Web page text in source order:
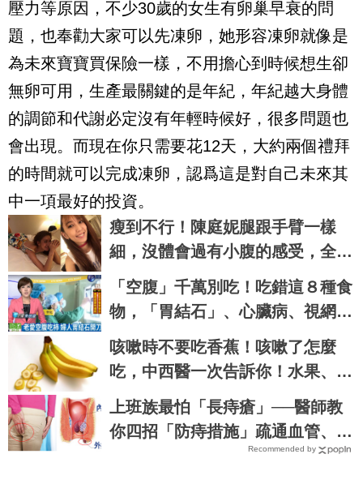
壓力等原因，不少30歲的女生有卵巢早衰的問
題，也奉勸大家可以先凍卵，她形容凍卵就像是
為未來寶寶買保險一樣，不用擔心到時候想生卻
無卵可用，生產最關鍵的是年紀，年紀越大身體
的調節和代謝必定沒有年輕時候好，很多問題也
會出現。而現在你只需要花12天，大約兩個禮拜
的時間就可以完成凍卵，認爲這是對自己未來其
中一項最好的投資。
瘦到不行！陳庭妮腿跟手臂一樣
細，沒體會過有小腹的感受，全靠
每天花6分鐘做這種運動｜每日健
康 Health
「空腹」千萬別吃！吃錯這８種食
物，「胃結石」、心臟病、視網膜
病變全上身｜每日健康Health
咳嗽時不要吃香蕉！咳嗽了怎麼
吃，中西醫一次告訴你！水果、飲
品禁忌大公開
上班族最怕「長痔瘡」──醫師教
你四招「防痔措施」疏通血管、便
便暢快無負擔｜每日健康 Health
Recommended by